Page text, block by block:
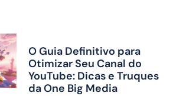
O Guia Definitivo para
Otimizar Seu Canal do
YouTube: Dicas e Truques
da One Big Media